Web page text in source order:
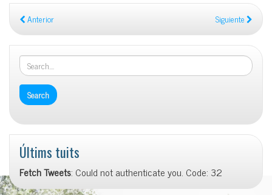
Anterior Siguiente
Últims tuits
Fetch Tweets: Could not authenticate you. Code: 32